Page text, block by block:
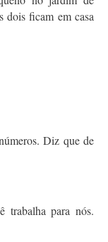
dois ficam em casa
Diz que de
trabalha para nós.